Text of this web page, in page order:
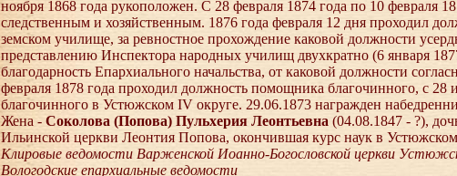
ноября 1868 года рукоположен. С 28 февраля 1874 года по 10 февраля
следственным и хозяйственным. 1876 года февраля 12 дня проходил
земском училище, за ревностное прохождение каковой должности
представлению Инспектора народных училищ двухкратно (6 января
благодарность Епархиального начальства, от каковой должности
февраля 1878 года проходил должность помощника благочинного, с
благочинного в Устюжском IV округе. 29.06.1873 награжден
Жена - Соколова (Попова) Пульхерия Леонтьевна (04.08.1847 - ?),
Ильинской церкви Леонтия Попова, окончившая курс наук в
Клировые ведомости Варженской Иоанно-Богословской церкви
Вологодские епархиальные ведомости